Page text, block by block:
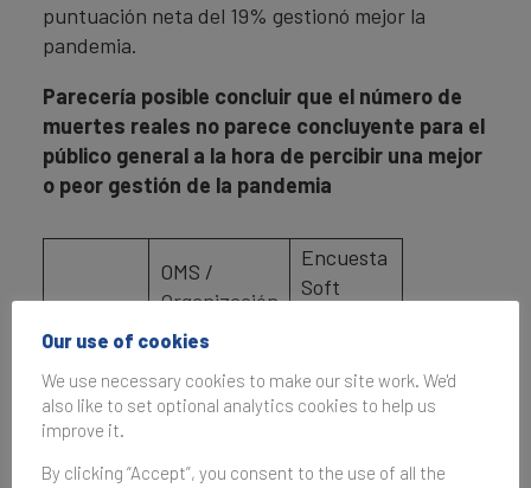
puntuación neta del 19% gestionó mejor la
pandemia.
Parecería posible concluir que el número de
muertes reales no parece concluyente para el
público general a la hora de percibir una mejor
o peor gestión de la pandemia
OMS /
Organización
Mundial de la
Encuesta
Soft
Finance
Our use of cookies
We use necessary cookies to make our site work. We'd
also like to set optional analytics cookies to help us
improve it.
By clicking “Accept”, you consent to the use of all the